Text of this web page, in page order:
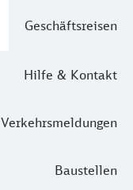
Geschäftsreisen
Hilfe & Kontakt
Verkehrsmeldungen
Baustellen